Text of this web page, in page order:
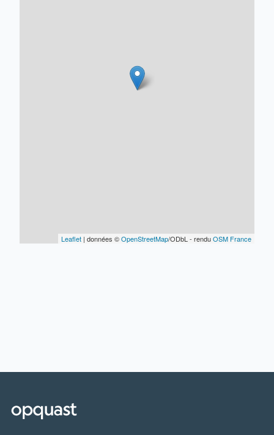
Leaflet | données ©OpenStreetMap/ODbL - renduOSM France